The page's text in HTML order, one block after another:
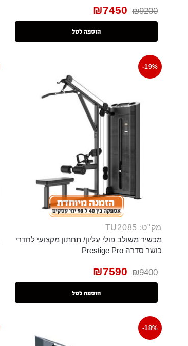
₪9200
₪7450
הוספה לסל
-19%
מק"ט: TU2085
מכשיר משולב פולי עליון/ תחתון מקצועי לחדרי
כושר סדרה Prestige Pro
₪9400
₪7590
הוספה לסל
-18%